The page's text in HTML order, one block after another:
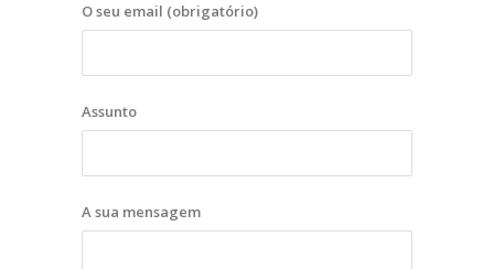
O seu email (obrigatório)
Assunto
A sua mensagem